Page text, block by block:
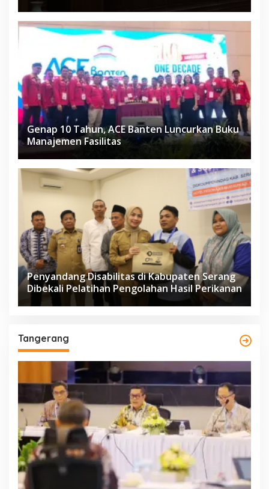
Genap 10 Tahun, ACE Banten Luncurkan Buku
Manajemen Fasilitas
Penyandang Disabilitas di Kabupaten Serang
Dibekali Pelatihan Pengolahan Hasil Perikanan
Tangerang